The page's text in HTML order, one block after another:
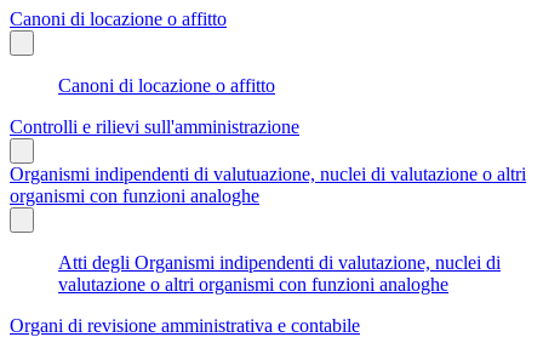
Canoni di locazione o affitto
Canoni di locazione o affitto
Controlli e rilievi sull'amministrazione
Organismi indipendenti di valutuazione, nuclei di valutazione o altri
organismi con funzioni analoghe
Atti degli Organismi indipendenti di valutazione, nuclei di
valutazione o altri organismi con funzioni analoghe
Organi di revisione amministrativa e contabile